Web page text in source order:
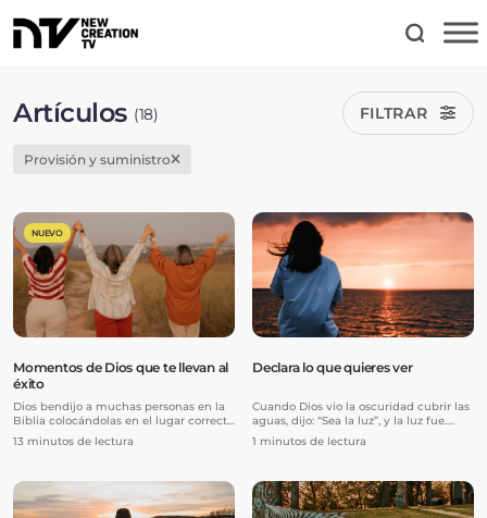
Artículos (18) FILTRAR
Provisión y suministro
NUEVO
Momentos de Dios que te llevan al
éxito
Dios bendijo a muchas personas en la
Biblia colocándolas en el lugar correcto
y en el momento correc...
13 minutos de lectura
Declara lo que quieres ver
Cuando Dios vio la oscuridad cubrir las
aguas, dijo: “Sea la luz”, y la luz fue.
Cuando Jesús vio a ...
1 minutos de lectura